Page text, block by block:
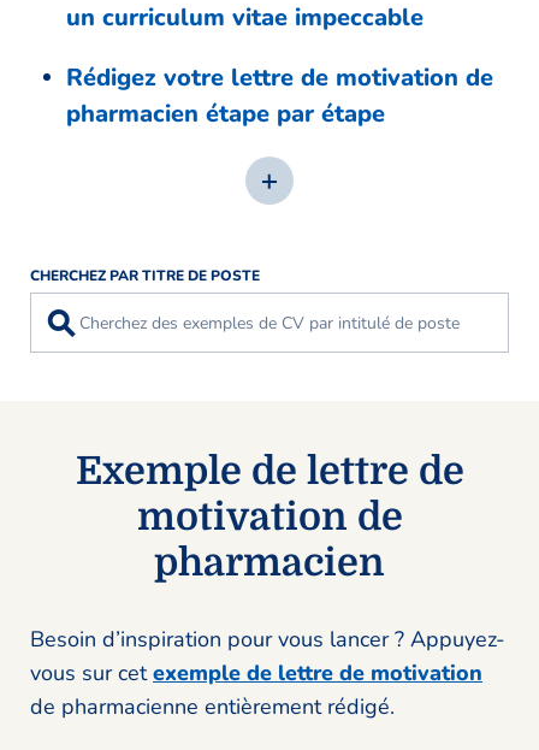
un curriculum vitae impeccable
Rédigez votre lettre de motivation de
pharmacien étape par étape
CHERCHEZ PAR TITRE DE POSTE
⚲
Exemple de lettre de
motivation de
pharmacien
Besoin d’inspiration pour vous lancer ? Appuyez-
vous sur cetexemple de lettre de motivation
de pharmacienne entièrement rédigé.